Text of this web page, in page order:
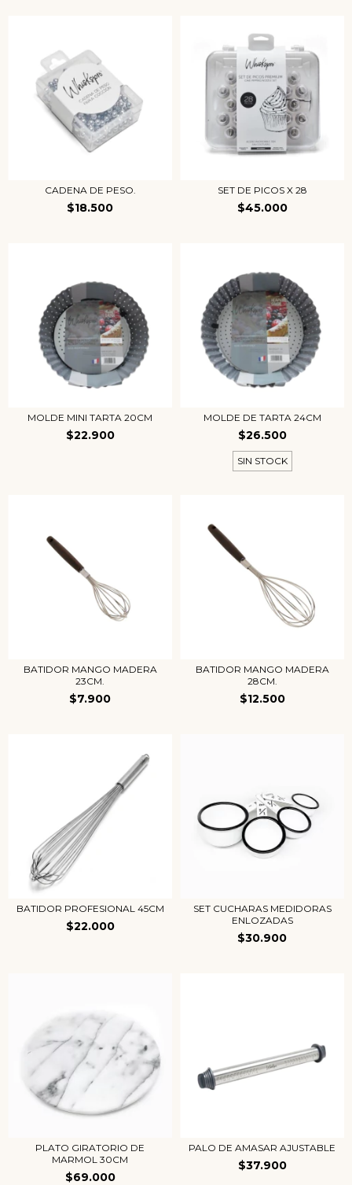
CADENA DE PESO.
$18.500
SET DE PICOS X 28
$45.000
MOLDE MINI TARTA 20CM
$22.900
MOLDE DE TARTA 24CM
$26.500
SIN STOCK
BATIDOR MANGO MADERA
23CM.
$7.900
BATIDOR MANGO MADERA
28CM.
$12.500
BATIDOR PROFESIONAL 45CM
$22.000
SET CUCHARAS MEDIDORAS
ENLOZADAS
$30.900
PLATO GIRATORIO DE
MARMOL 30CM
$69.000
PALO DE AMASAR AJUSTABLE
$37.900